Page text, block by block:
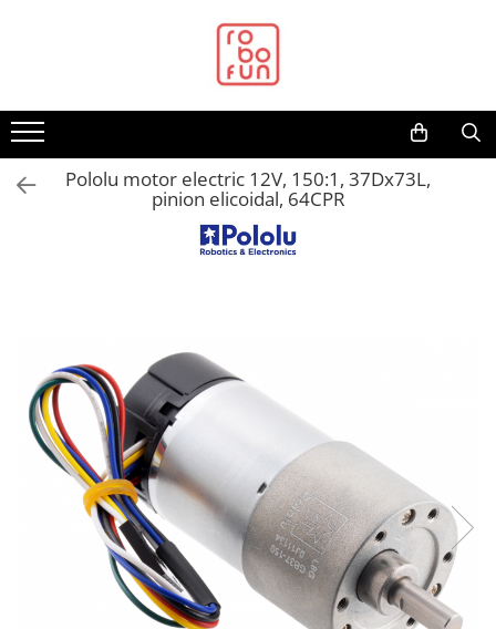
Arduino Original
Arduino Compatibil
Raspberry PI
Audio
Cabluri si Conectori
Camera
Adaptoare si convertoare
Pololu motor electric 12V, 150:1, 37Dx73L,
pinion elicoidal, 64CPR